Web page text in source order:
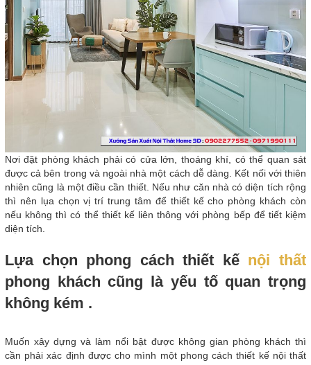
Nơi đặt phòng khách phải có cửa lớn, thoáng khí, có thể quan sát
được cả bên trong và ngoài nhà một cách dễ dàng. Kết nối với thiên
nhiên cũng là một điều cần thiết. Nếu như căn nhà có diện tích rộng
thì nên lụa chọn vị trí trung tâm để thiết kế cho phòng khách còn
nếu không thì có thể thiết kế liên thông với phòng bếp để tiết kiệm
diện tích.
Lựa chọn phong cách thiết kế nội thất
phong khách cũng là yếu tố quan trọng
không kém .
Muốn xây dựng và làm nổi bật được không gian phòng khách thì
cần phải xác định được cho mình một phong cách thiết kế nội thất